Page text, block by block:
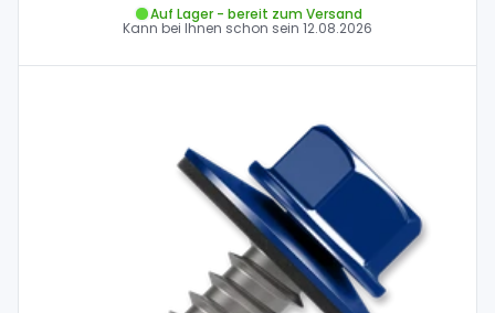
Auf Lager - bereit zum Versand
Kann bei Ihnen schon sein 12.08.2026